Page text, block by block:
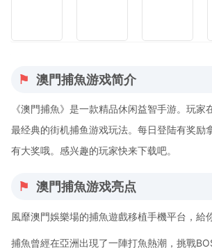
澳門捕魚游戏简介
《澳門捕魚》是一款精品休闲益智手游。玩家
最经典的街机捕鱼游戏玩法。每日登陆有奖励
有大奖哦。感兴趣的玩家快来下载吧。
澳門捕魚游戏亮点
風靡澳門娛樂場的捕魚遊戲移植手機平台，給
捕魚曾經在亞洲出現了一陣打魚熱潮，挑戰